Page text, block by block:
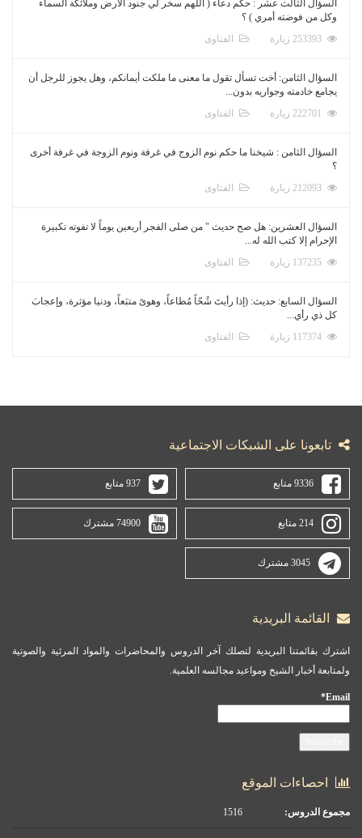
السؤال الثالث عشر : حكم دعاء ( اللهم سخر لي جنود الأرض وملائكة السماء
وكل من فوضته أمري ) ؟
الفتاوى
السؤال الثامن: أخت تسأل تقول ما معنى ما ملكت أيمانكم، وهل يجوز للرجل أن
يجامع خادمته وجواريه بدون...
الفتاوى
السؤال الثامن : شيخنا ما حكم نوم الزوج في غرفة ونوم الزوجة في غرفة أخرى
؟
الفتاوى
السؤال العشرين: هل صح حديث " من صلى الفجر أربعين يوماً لا تفوته تكبيرة
الإحرام إلا كتب الله له...
الفتاوى
السؤال السابع: حديث: (إذا رأيتَ شُحّاً مُطاعاً، وهوىً متبَعاً، ودنيا مؤثرة، وإعجابَ
كل ذي رأي...
الفتاوى
تابعونا على الشبكات الاجتماعية
9336 متابع 937 متابع
214 متابع 74900 مشترك
3045 مشترك
القائمة البريدية
اشترك بقائمتنا البريدية لتصلك آخر الدروس والمحاضرات والمواد المرئية والصوتية
ولمتابعة أخبار الشيخ ومواعيد مجالسه العلمية.
Email*
احصاءات الموقع
مجموع الدروس: